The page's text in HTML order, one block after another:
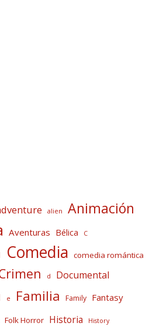
alien Animación
Aventuras Bélica C
Comedia comedia romántica
d Documental
e Familia Family Fantasy
Folk Horror Historia History